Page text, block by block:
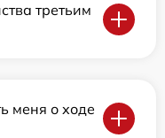
третьим
меня о ходе